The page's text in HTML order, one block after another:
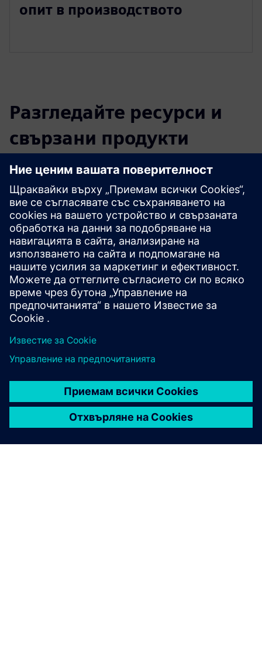
опит в производството
Разгледайте ресурси и
свързани продукти
Допълнителна информация и
ресурси
Клиентски калъф във водород
Клиентски случай Optime Subsea
Клиентски калъф Nexans
Клиентски случай Лейрвик
Предпоставки